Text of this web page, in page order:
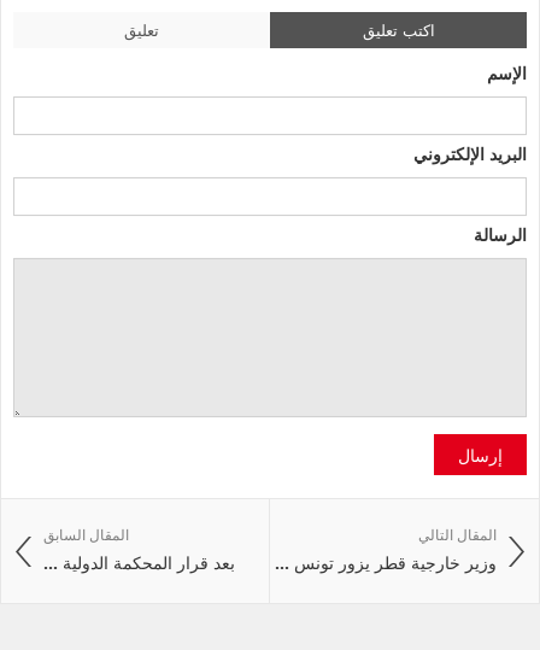
اكتب تعليق تعليق
الإسم
البريد الإلكتروني
الرسالة
إرسال
المقال السابق
بعد قرار المحكمة الدولية ...
المقال التالي
وزير خارجية قطر يزور تونس ...